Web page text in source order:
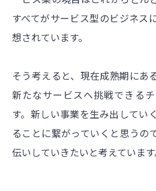
すべてがサービス型のビジネス
想されています。
そう考えると、現在成熟期にあ
新たなサービスへ挑戦できる
す。新しい事業を生み出してい
ることに繋がっていくと思うの
伝いしていきたいと考えています